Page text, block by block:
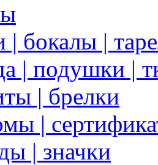
бокалы |
| подушки |
| брелки
|
| значки